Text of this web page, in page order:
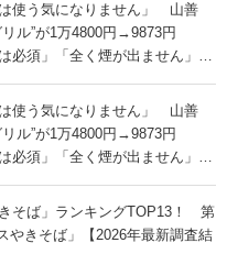
は使う気になりません」 山善
リル”が1万4800円→9873円
必須」「全く煙が出ません」と
は使う気になりません」 山善
リル”が1万4800円→9873円
必須」「全く煙が出ません」と
そば」ランキングTOP13！ 第
やきそば」【2026年最新調査結